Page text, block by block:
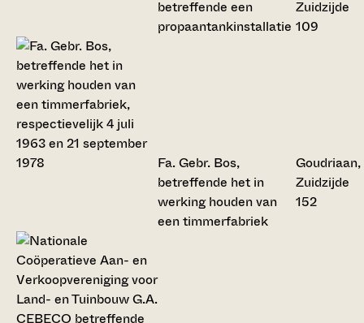
betreffende een
propaantankinstallatie
Zuidzijde
109
Fa. Gebr. Bos,
betreffende het in
werking houden van
een timmerfabriek
Goudriaan,
Zuidzijde
152